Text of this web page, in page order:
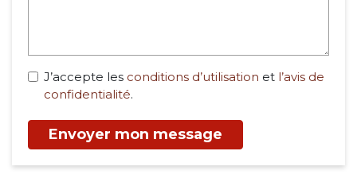
J’accepte les conditions d’utilisation et l’avis de
confidentialité.
Envoyer mon message